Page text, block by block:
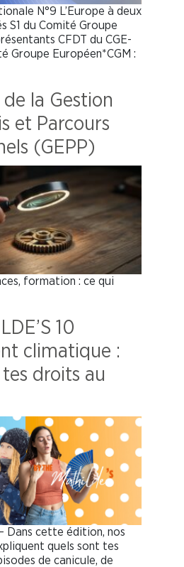
N°9 L’Europe à deux
S1 du Comité Groupe
CFDT du CGE-
Groupe Européen*CGM :
la Gestion
et Parcours
(GEPP)
formation : ce qui
10
climatique :
droits au
Dans cette édition, nos
quels sont tes
de canicule, de